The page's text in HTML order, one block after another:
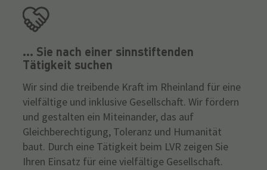
... Sie nach einer sinnstiftenden
Tätigkeit suchen
Wir sind die treibende Kraft im Rheinland für eine
vielfältige und inklusive Gesellschaft. Wir fördern
und gestalten ein Miteinander, das auf
Gleichberechtigung, Toleranz und Humanität
baut. Durch eine Tätigkeit beim LVR zeigen Sie
Ihren Einsatz für eine vielfältige Gesellschaft.